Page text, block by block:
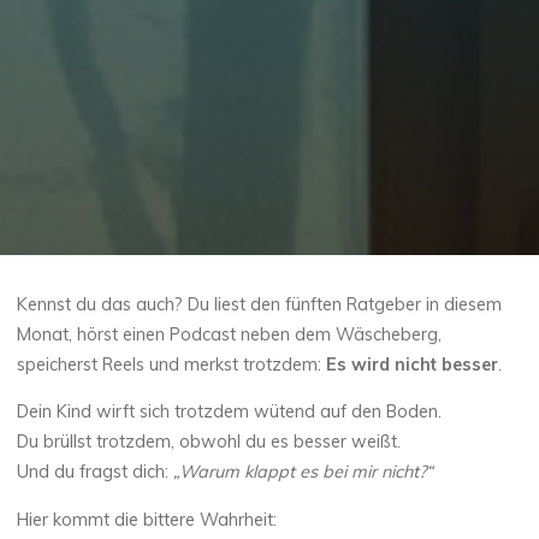
Kennst du das auch? Du liest den fünften Ratgeber in diesem
Monat, hörst einen Podcast neben dem Wäscheberg,
speicherst Reels und merkst trotzdem: Es wird nicht besser.
Dein Kind wirft sich trotzdem wütend auf den Boden.
Du brüllst trotzdem, obwohl du es besser weißt.
Und du fragst dich: „Warum klappt es bei mir nicht?“
Hier kommt die bittere Wahrheit: